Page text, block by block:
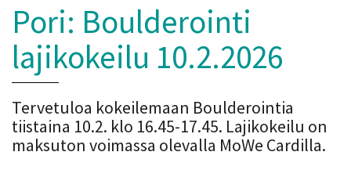
Pori: Boulderointi
lajikokeilu 10.2.2026
Tervetuloa kokeilemaan Boulderointia
tiistaina 10.2. klo 16.45-17.45. Lajikokeilu on
maksuton voimassa olevalla MoWe Cardilla.